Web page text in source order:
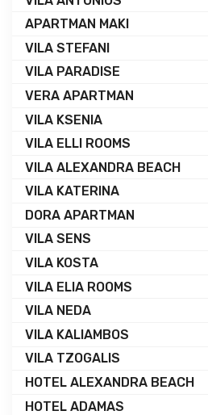
APARTMAN MAKI
VILA STEFANI
VILA PARADISE
VERA APARTMAN
VILA KSENIA
VILA ELLI ROOMS
VILA ALEXANDRA BEACH
VILA KATERINA
DORA APARTMAN
VILA SENS
VILA KOSTA
VILA ELIA ROOMS
VILA NEDA
VILA KALIAMBOS
VILA TZOGALIS
HOTEL ALEXANDRA BEACH
HOTEL ADAMAS